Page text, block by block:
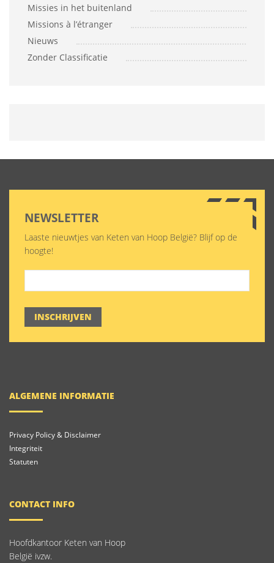
Missies in het buitenland
Missions à l’étranger
Nieuws
Zonder Classificatie
NEWSLETTER
Laaste nieuwtjes van Keten van Hoop België? Blijf op de
hoogte!
INSCHRIJVEN
ALGEMENE INFORMATIE
Privacy Policy & Disclaimer
Integriteit
Statuten
CONTACT INFO
Hoofdkantoor Keten van Hoop
België ivzw.